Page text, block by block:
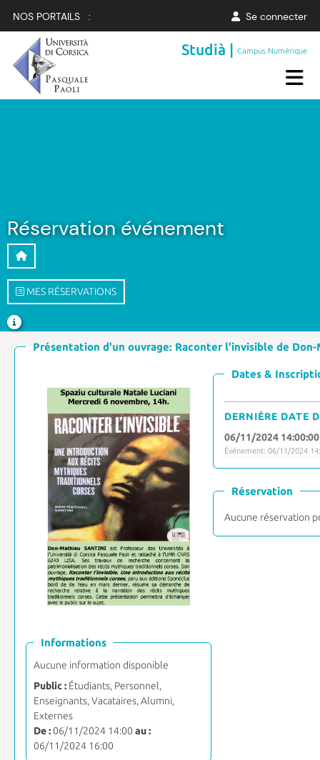
NOS PORTAILS : Se connecter
Studià |Campus Numérique
Réservation événement
MES RÉSERVATIONS
Présentation d'un ouvrage: Raconter l'invisible de
Informations
Aucune information disponible
Public :Étudiants, Personnel,
Enseignants, Vacataires, Alumni,
Externes
De :06/11/2024 14:00 au :
06/11/2024 16:00
Dates &
DERNIÈRE DATE
06/11/2024 14:00:00
Événement: 06/11/2024
Réservation
Aucune réservation